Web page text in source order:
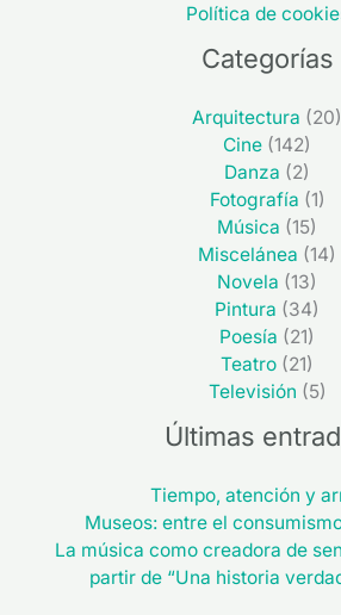
Política de
Categorías
Arquitectura (20)
Cine (142)
Danza (2)
Fotografía (1)
Música (15)
Miscelánea (14)
Novela (13)
Pintura (34)
Poesía (21)
Teatro (21)
Televisión (5)
Últimas
Tiempo, atención y
Museos: entre el
La música como creadora de
partir de “Una historia